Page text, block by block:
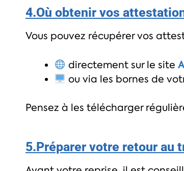
4.Où obtenir vos
Vous pouvez récupérer vos
directement sur le site
ou via les bornes de
Pensez à les télécharger
5.Préparer votre retour au